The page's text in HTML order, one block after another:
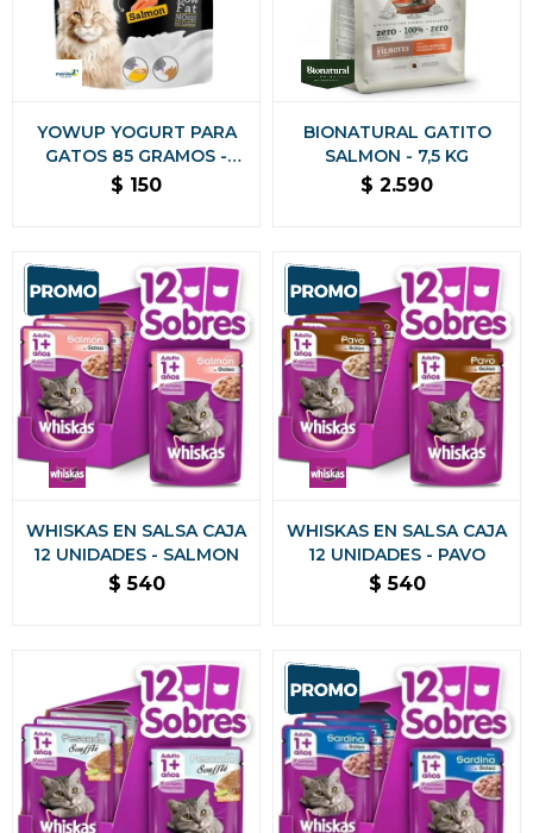
YOWUP YOGURT PARA
GATOS 85 GRAMOS -
SKIN HAIR SABOR
$ 150
BIONATURAL GATITO
SALMON - 7,5 KG
$ 2.590
WHISKAS EN SALSA CAJA
12 UNIDADES - SALMON
$ 540
WHISKAS EN SALSA CAJA
12 UNIDADES - PAVO
$ 540